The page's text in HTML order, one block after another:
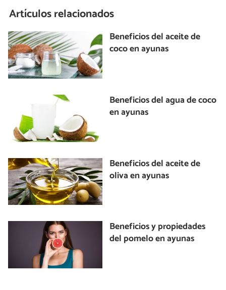
Artículos relacionados
Beneficios del aceite de
coco en ayunas
Beneficios del agua de coco
en ayunas
Beneficios del aceite de
oliva en ayunas
Beneficios y propiedades
del pomelo en ayunas